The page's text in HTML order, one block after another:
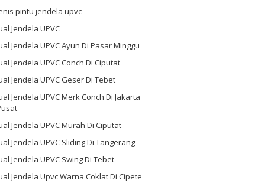
pintu jendela upvc
Jendela UPVC
Jendela UPVC Ayun Di Pasar Minggu
Jendela UPVC Conch Di Ciputat
Jendela UPVC Geser Di Tebet
Jendela UPVC Merk Conch Di Jakarta
Jendela UPVC Murah Di Ciputat
Jendela UPVC Sliding Di Tangerang
Jendela UPVC Swing Di Tebet
Jendela Upvc Warna Coklat Di Cipete